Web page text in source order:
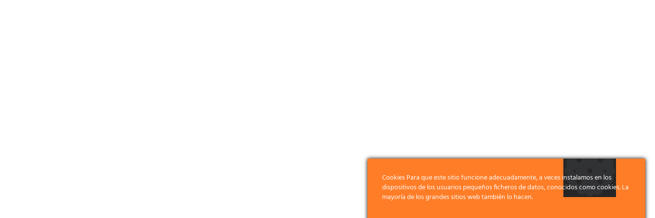
Cookies Para que este sitio funcione adecuadamente, a veces instalamos en los
dispositivos de los usuarios pequeños ficheros de datos, conocidos como cookies. La
mayoría de los grandes sitios web también lo hacen.